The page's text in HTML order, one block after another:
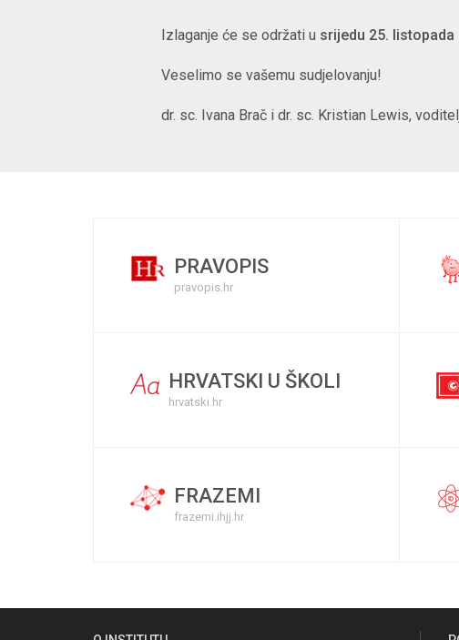
Izlaganje će se održati u srijedu 25. listopada
Veselimo se vašemu sudjelovanju!
dr. sc. Ivana Brač i dr. sc. Kristian Lewis,
PRAVOPIS
pravopis.hr
HRVATSKI U ŠKOLI
hrvatski.hr
FRAZEMI
frazemi.ihjj.hr